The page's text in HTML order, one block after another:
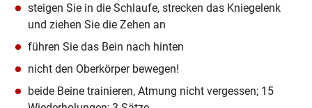
steigen Sie in die Schlaufe, strecken das Kniegelenk
und ziehen Sie die Zehen an
führen Sie das Bein nach hinten
nicht den Oberkörper bewegen!
beide Beine trainieren, Atmung nicht vergessen; 15